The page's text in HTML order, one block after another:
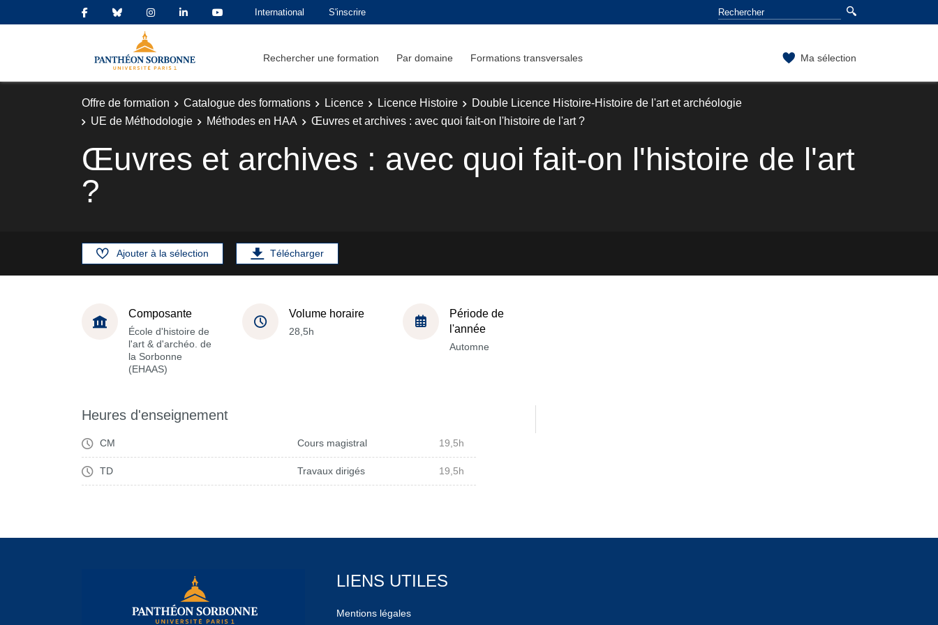
International S'inscrire
Rechercher une formation Par domaine Formations transversales Ma sélection
Offre de formation Catalogue des formations Licence Licence Histoire
Double Licence Histoire-Histoire de l'art et archéologie
UE de Méthodologie
Méthodes en HAA Œuvres et archives : avec quoi fait-on l'histoire de l'art ?
Œuvres et archives : avec quoi fait-on l'histoire de l'art
?
Ajouter à la sélection Télécharger
Composante
École d'histoire de
l'art & d'archéo. de
la Sorbonne
(EHAAS)
Volume horaire
28,5h
Période de
l'année
Automne
Heures d'enseignement
CM Cours magistral 19,5h
TD Travaux dirigés 19,5h
LIENS UTILES
Mentions légales